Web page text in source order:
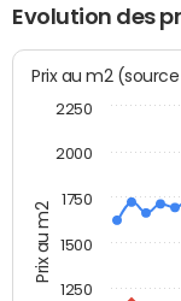
Evolution des
Prix au m2
Prix au m2
1250
1500
1750
2000
2250